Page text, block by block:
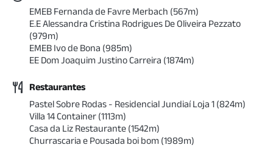
EMEB Fernanda de Favre Merbach (567m)
E.E Alessandra Cristina Rodrigues De Oliveira Pezzato
(979m)
EMEB Ivo de Bona (985m)
EE Dom Joaquim Justino Carreira (1874m)
Restaurantes
Pastel Sobre Rodas - Residencial Jundiaí Loja 1 (824m)
Villa 14 Container (1113m)
Casa da Liz Restaurante (1542m)
Churrascaria e Pousada boi bom (1989m)